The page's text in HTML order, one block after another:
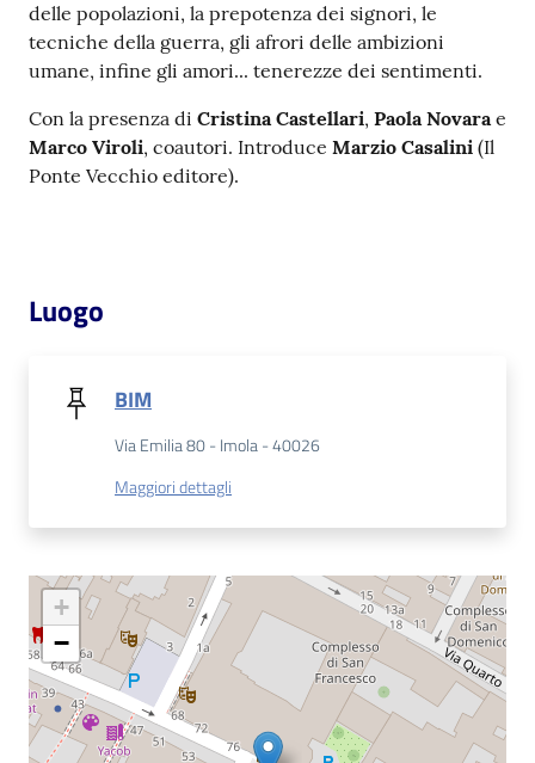
on line
Chiedi al
bibliotecario
delle popolazioni, la prepotenza dei signori, le
tecniche della guerra, gli afrori delle ambizioni
umane, infine gli amori... tenerezze dei sentimenti.
Con la presenza di Cristina Castellari, Paola Novarae
Marco Viroli, coautori. Introduce Marzio Casalini (Il
Ponte Vecchio editore).
Luogo
BIM
Via Emilia 80 - Imola - 40026
Maggiori dettagli
+
−